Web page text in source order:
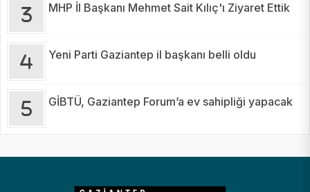
MHP İl Başkanı Mehmet Sait Kılıç'ı Ziyaret Ettik
Yeni Parti Gaziantep il başkanı belli oldu
GİBTÜ, Gaziantep Forum’a ev sahipliği yapacak